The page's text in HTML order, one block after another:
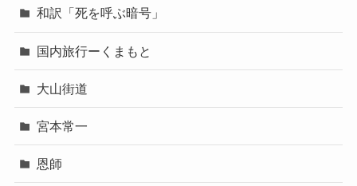
和訳「死を呼ぶ暗号」
国内旅行ーくまもと
大山街道
宮本常一
恩師